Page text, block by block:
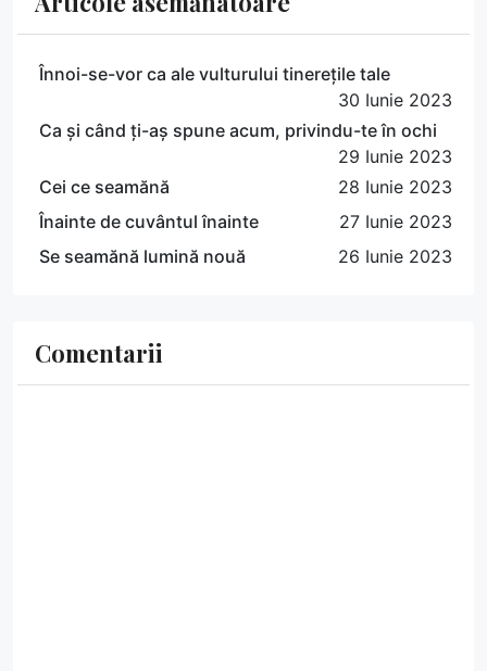
Înnoi-se-vor ca ale vulturului tinerețile tale
30 Iunie 2023
Ca și când ți-aș spune acum, privindu-te în ochi
29 Iunie 2023
Cei ce seamănă
28 Iunie 2023
Înainte de cuvântul înainte
27 Iunie 2023
Se seamănă lumină nouă
26 Iunie 2023
Comentarii